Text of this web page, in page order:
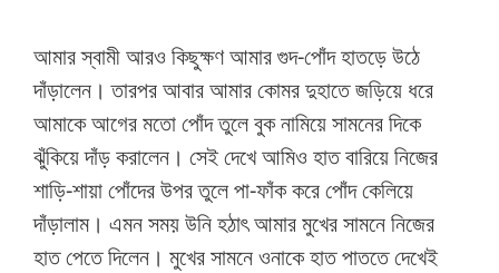
আমার স্বামী আরও কিছুক্ষণ আমার গুদ-পোঁদ হাতড়ে উঠে
দাঁড়ালেন। তারপর আবার আমার কোমর দুহাতে জড়িয়ে ধরে
আমাকে আগের মতো পোঁদ তুলে বুক নামিয়ে সামনের দিকে
ঝুঁকিয়ে দাঁড় করালেন। সেই দেখে আমিও হাত বারিয়ে নিজের
শাড়ি-শায়া পোঁদের উপর তুলে পা-ফাঁক করে পোঁদ কেলিয়ে
দাঁড়ালাম। এমন সময় উনি হঠাৎ আমার মুখের সামনে নিজের
হাত পেতে দিলেন। মুখের সামনে ওনাকে হাত পাততে দেখেই